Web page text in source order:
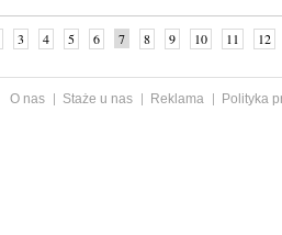
3 4 5 6 7 8 9 10 11 12
O nas Staże u nas Reklama
Polityka